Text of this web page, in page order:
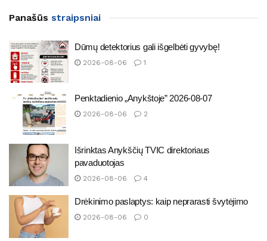
Panašūs straipsniai
Dūmų detektorius gali išgelbėti gyvybę!
2026-08-06 1
Penktadienio „Anykštoje” 2026-08-07
2026-08-06 2
Išrinktas Anykščių TVIC direktoriaus
pavaduotojas
2026-08-06 4
Drėkinimo paslaptys: kaip neprarasti švytėjimo
2026-08-06 0